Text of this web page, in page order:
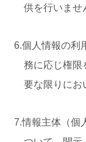
供を行いませ
6.個人情報の利
務に応じ権限
要な限りにお
7.情報主体（個